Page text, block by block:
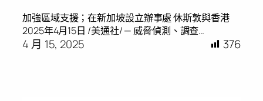
加強區域支援；在新加坡設立辦事處 休斯敦與香港
2025年4月15日 /美通社/ — 威脅偵測、調查…
4 月 15, 2025 376